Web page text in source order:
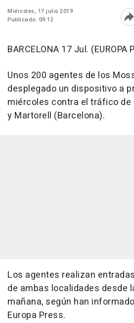
Miércoles, 17 julio 2019
Publicado: 09:12
BARCELONA 17 Jul. (EUROPA
Unos 200 agentes de los
desplegado un dispositivo a
miércoles contra el tráfico de
y Martorell (Barcelona).
Los agentes realizan
de ambas localidades desde
mañana, según han
Europa Press.